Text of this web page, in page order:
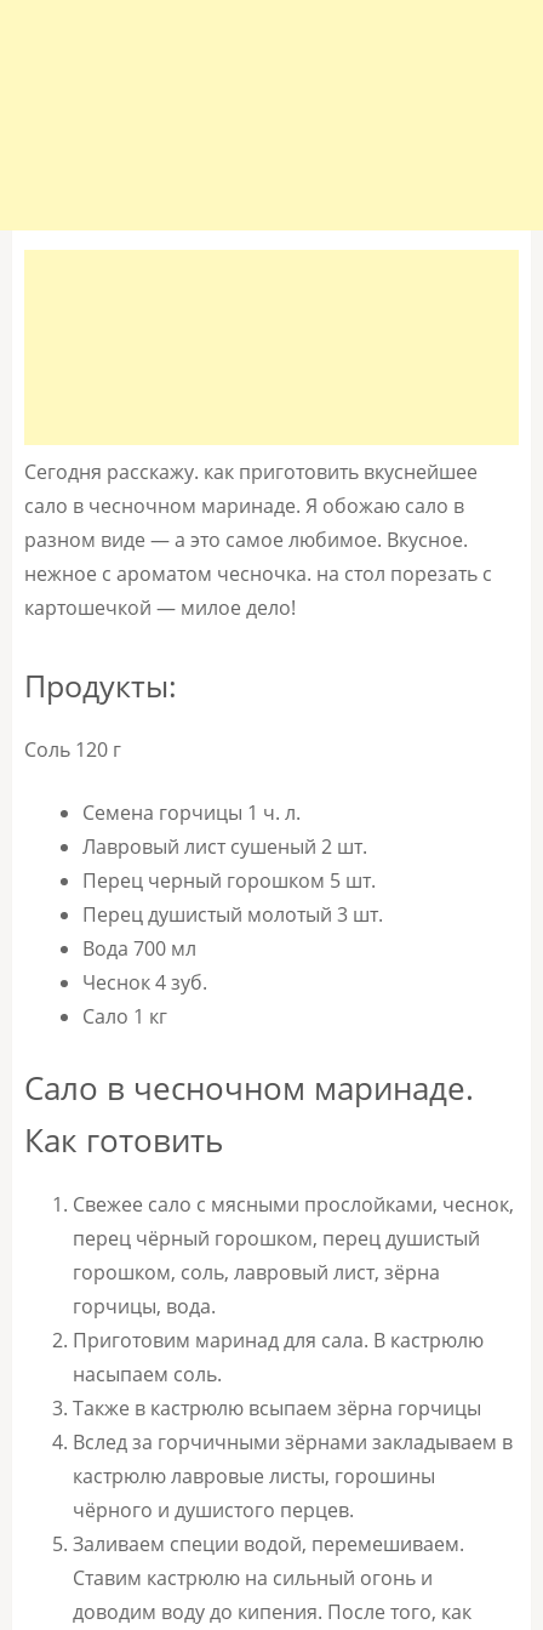
Сегодня расскажу. как приготовить вкуснейшее
сало в чесночном маринаде. Я обожаю сало в
разном виде — а это самое любимое. Вкусное.
нежное с ароматом чесночка. на стол порезать с
картошечкой — милое дело!
Продукты:
Соль 120 г
Семена горчицы 1 ч. л.
Лавровый лист сушеный 2 шт.
Перец черный горошком 5 шт.
Перец душистый молотый 3 шт.
Вода 700 мл
Чеснок 4 зуб.
Сало 1 кг
Сало в чесночном маринаде.
Как готовить
Свежее сало с мясными прослойками, чеснок,
перец чёрный горошком, перец душистый
горошком, соль, лавровый лист, зёрна
горчицы, вода.
Приготовим маринад для сала. В кастрюлю
насыпаем соль.
Также в кастрюлю всыпаем зёрна горчицы
Вслед за горчичными зёрнами закладываем в
кастрюлю лавровые листы, горошины
чёрного и душистого перцев.
Заливаем специи водой, перемешиваем.
Ставим кастрюлю на сильный огонь и
доводим воду до кипения. После того, как